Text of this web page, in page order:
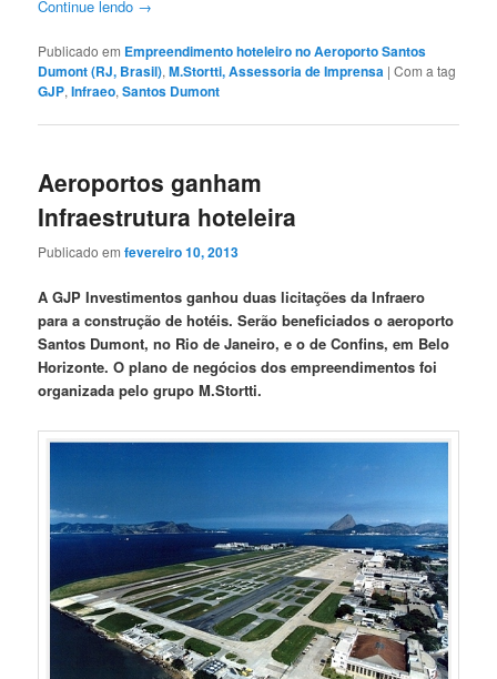
Continue lendo →
Publicado em Empreendimento hoteleiro no Aeroporto Santos
Dumont (RJ, Brasil),M.Stortti, Assessoria de Imprensa |Com a tag
GJP,Infraeo,Santos Dumont
Aeroportos ganham
Infraestrutura hoteleira
Publicado emfevereiro 10, 2013
A GJP Investimentos ganhou duas licitações da Infraero
para a construção de hotéis. Serão beneficiados o aeroporto
Santos Dumont, no Rio de Janeiro, e o de Confins, em Belo
Horizonte. O plano de negócios dos empreendimentos foi
organizada pelo grupo M.Stortti.